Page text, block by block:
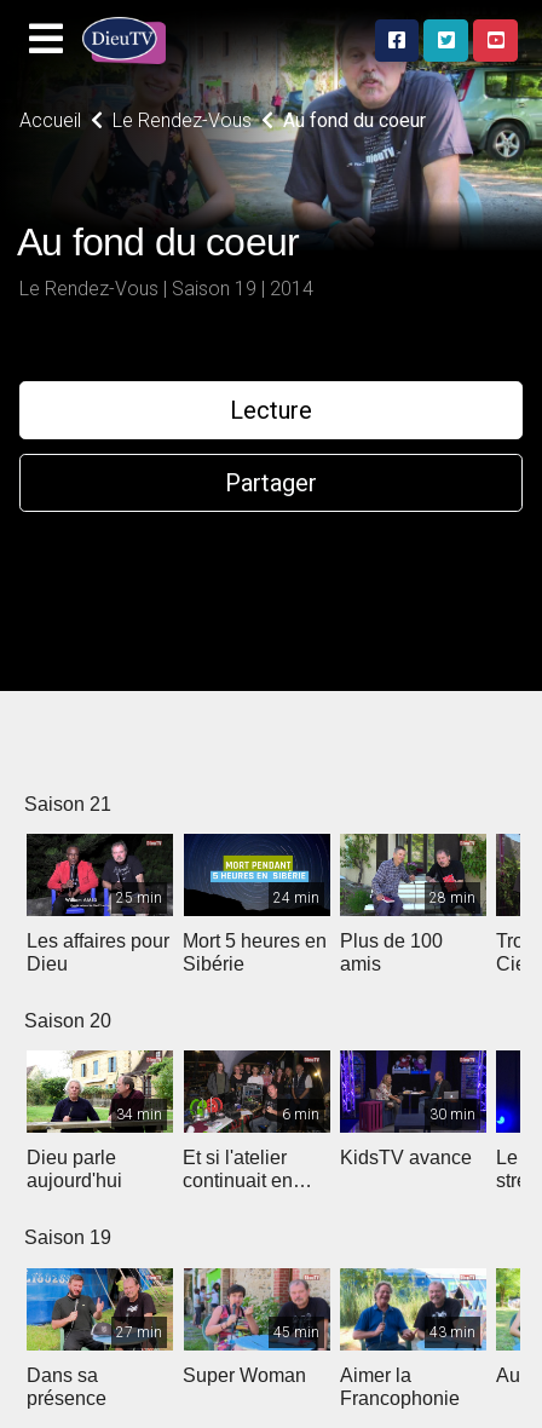
Accueil Le Rendez-Vous Au fond du coeur
Au fond du coeur
Le Rendez-Vous | Saison 19 | 2014
Lecture
Partager
Saison 21
25 min
Les affaires pour
Dieu
24 min
Mort 5 heures en
Sibérie
28 min
Plus de 100
amis
Ciel
Saison 20
34 min
Dieu parle
aujourd'hui
6 min
Et si l'atelier
continuait en
30 min
KidsTV avance
Le
Saison 19
27 min
Dans sa
présence
45 min
Super Woman
43 min
Aimer la
Francophonie
Au